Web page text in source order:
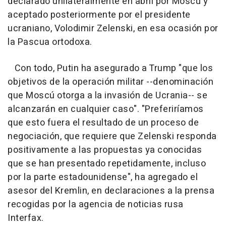
aceptado posteriormente por el presidente
ucraniano, Volodimir Zelenski, en esa ocasión por
la Pascua ortodoxa.
Con todo, Putin ha asegurado a Trump "que los
objetivos de la operación militar --denominación
que Moscú otorga a la invasión de Ucrania-- se
alcanzarán en cualquier caso". "Preferiríamos
que esto fuera el resultado de un proceso de
negociación, que requiere que Zelenski responda
positivamente a las propuestas ya conocidas
que se han presentado repetidamente, incluso
por la parte estadounidense", ha agregado el
asesor del Kremlin, en declaraciones a la prensa
recogidas por la agencia de noticias rusa
Interfax.